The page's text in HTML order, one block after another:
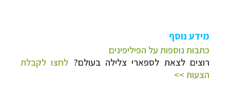
מידע נוסף
כתבות נוספות על הפיליפינים
רוצים לצאת לספארי צלילה בעולם? לחצו לקבלת
הצעות >>